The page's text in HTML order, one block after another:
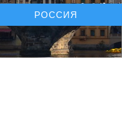
РОССИЯ